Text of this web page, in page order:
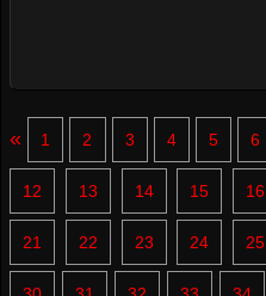
« 1 2 3 4 5 6
12 13 14 15 16
21 22 23 24 25